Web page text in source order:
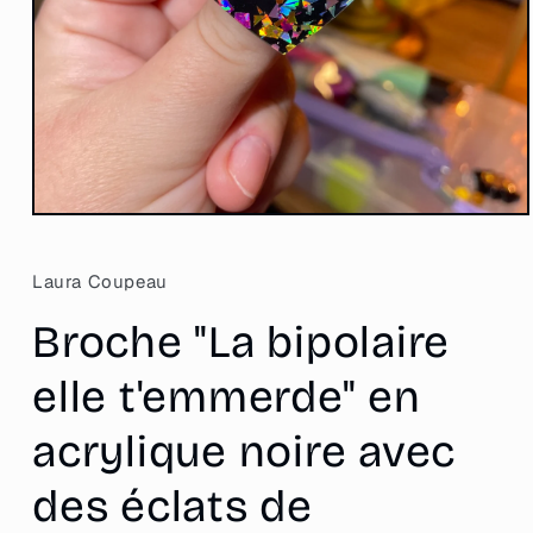
Ouvrir
1
dans
fenêtre
modale
Laura Coupeau
Broche "La bipolaire
elle t'emmerde" en
acrylique noire avec
des éclats de